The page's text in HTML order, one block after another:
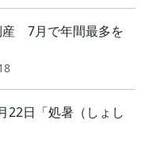
産 7月で年間最多を
日「処暑（しょし